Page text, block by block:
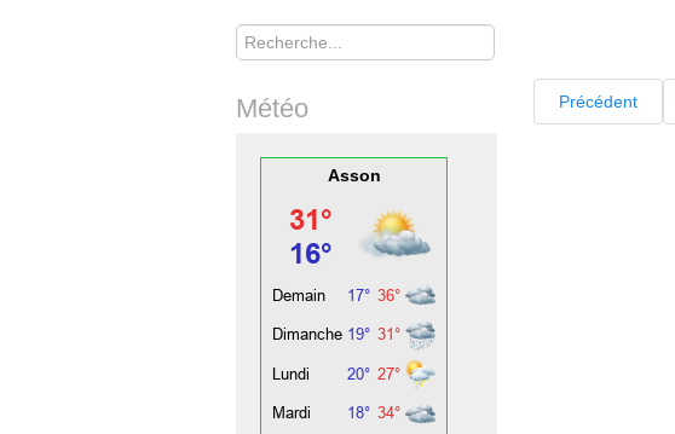
Précédent
Rechercher
Météo
Asson